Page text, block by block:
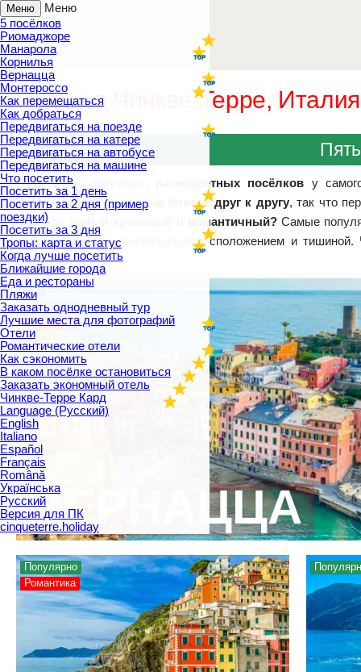
Меню
Меню
5 посёлков
Риомаджоре
Манарола
Корнилья
Вернацца
Монтероссо
Как перемещаться
Как добраться
Передвигаться на поезде
Передвигаться на катере
Передвигаться на автобусе
Передвигаться на машине
Что посетить
Посетить за 1 день
Посетить за 2 дня (пример
поездки)
Посетить за 3 дня
Тропы: карта и статус
Когда лучше посетить
Ближайшие города
Еда и рестораны
Пляжи
Заказать однодневный тур
Лучшие места для фотографий
Отели
Романтические отели
Как сэкономить
В каком посёлке остановиться
Заказать экономный отель
Чинкве-Терре Кард
Language (Русский)
English
Italiano
Español
Français
Română
Українська
Русский
Версия для ПК
cinqueterre.holiday
Отдых в Чинкве-Терре, Италия
Пятьочень красивых, разноцветных посёлков у
расположены довольно близко друг к другу, так что
поселок самый красивый и романтичный?Самые
остальных своим уникальным расположением и
песчаного пляжа.
Топ
Популярно
Романтика
ВЕРНАЦЦА
Популярно
Романтика